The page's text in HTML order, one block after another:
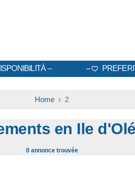
Home › 2
en Ile
0 annonce trouvée